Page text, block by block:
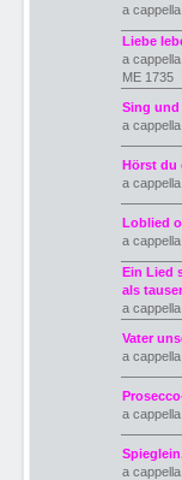
a
Liebe
a
ME 1735
Sing
a
Hörst du
a
Loblied
a
Ein Lied
als
a
Vater
a
a
a